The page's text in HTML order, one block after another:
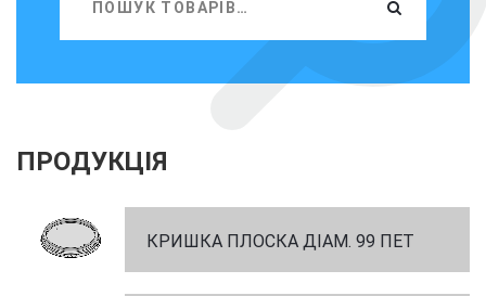
ПРОДУКЦІЯ
КРИШКА ПЛОСКА ДІАМ. 99 ПЕТ